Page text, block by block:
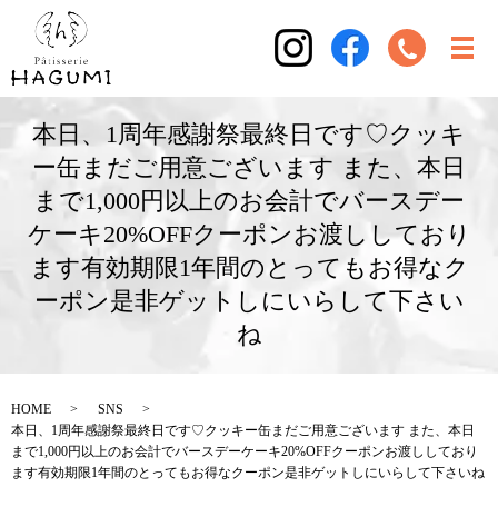
本日、1周年感謝祭最終日です♡クッキ
ー缶まだご用意ございます また、本日
まで1,000円以上のお会計でバースデー
ケーキ20%OFFクーポンお渡ししており
ます有効期限1年間のとってもお得なク
ーポン是非ゲットしにいらして下さい
ね️
HOME
SNS
本日、1周年感謝祭最終日です♡クッキー缶まだご用意ございます また、本日
まで1,000円以上のお会計でバースデーケーキ20%OFFクーポンお渡ししており
ます有効期限1年間のとってもお得なクーポン是非ゲットしにいらして下さいね️